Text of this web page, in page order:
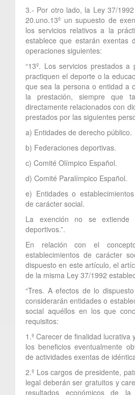
3.- Por otro lado, la Ley 37/
20.uno.13º un supuesto de
los servicios relativos a la
establece que estarán exentas
operaciones siguientes:
“13º. Los servicios prestados a
practiquen el deporte o la
que sea la persona o entidad a
la prestación, siempre que
directamente relacionados con
prestados por las siguientes
a) Entidades de derecho público.
b) Federaciones deportivas.
c) Comité Olímpico Español.
d) Comité Paralímpico Español.
e) Entidades o
de carácter social.
La exención no se extiende
deportivos.”.
En relación con el
establecimientos de carácter
dispuesto en este artículo, el
de la misma Ley 37/1992
“Tres. A efectos de lo
considerarán entidades o
social aquéllos en los que
requisitos:
1.º Carecer de finalidad lucrativa
los beneficios eventualmente
de actividades exentas de
2.º Los cargos de presidente,
legal deberán ser gratuitos y
resultados económicos de